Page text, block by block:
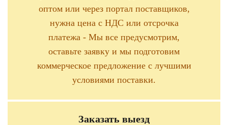
оптом или через портал поставщиков,
нужна цена с НДС или отсрочка
платежа - Мы все предусмотрим,
оставьте заявку и мы подготовим
коммерческое предложение с лучшими
условиями поставки.
Заказать выезд